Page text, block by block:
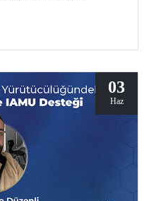
İTÜ ARC’nin hava
03
Haz